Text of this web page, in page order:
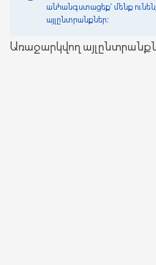
անհանգստացեք՝ մենք
այլընտրանքներ։
Առաջարկվող